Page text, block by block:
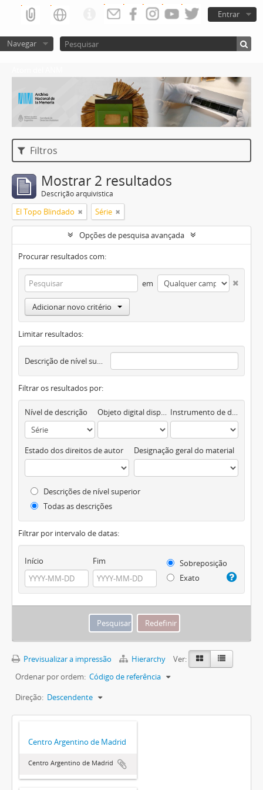
Entrar
Navegar
Filtros
Mostrar 2 resultados
Descrição arquivística
El Topo Blindado Série
Opções de pesquisa avançada
Procurar resultados com:
em
Adicionar novo critério
Limitar resultados:
Descrição de nível superior
Filtrar os resultados por:
Nível de descrição Objeto digital disponível Instrumento de descrição documental
Estado dos direitos de autor Designação geral do material
Descrições de nível superior
Todas as descrições
Filtrar por intervalo de datas:
Início Fim
Sobreposição
Exato
Previsualizar a impressão Hierarchy
Ver:
Ordenar por ordem: Código de referência
Direção: Descendente
Centro Argentino de Madrid
Centro Argentino de Madrid